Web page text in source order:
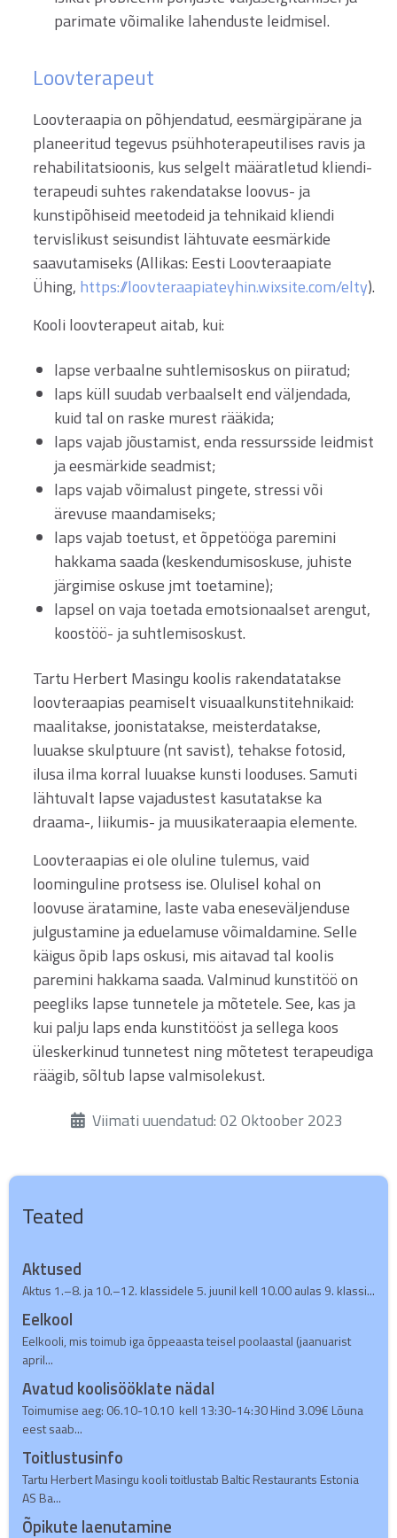
parimate võimalike lahenduste leidmisel.
Loovterapeut
Loovteraapia on põhjendatud, eesmärgipärane ja
planeeritud tegevus psühhoterapeutilises ravis ja
rehabilitatsioonis, kus selgelt määratletud kliendi-
terapeudi suhtes rakendatakse loovus- ja
kunstipõhiseid meetodeid ja tehnikaid kliendi
tervislikust seisundist lähtuvate eesmärkide
saavutamiseks (Allikas: Eesti Loovteraapiate
Ühing, https://loovteraapiateyhin.wixsite.com/elty).
Kooli loovterapeut aitab, kui:
lapse verbaalne suhtlemisoskus on piiratud;
laps küll suudab verbaalselt end väljendada,
kuid tal on raske murest rääkida;
laps vajab jõustamist, enda ressursside leidmist
ja eesmärkide seadmist;
laps vajab võimalust pingete, stressi või
ärevuse maandamiseks;
laps vajab toetust, et õppetööga paremini
hakkama saada (keskendumisoskuse, juhiste
järgimise oskuse jmt toetamine);
lapsel on vaja toetada emotsionaalset arengut,
koostöö- ja suhtlemisoskust.
Tartu Herbert Masingu koolis rakendatatakse
loovteraapias peamiselt visuaalkunstitehnikaid:
maalitakse, joonistatakse, meisterdatakse,
luuakse skulptuure (nt savist), tehakse fotosid,
ilusa ilma korral luuakse kunsti looduses. Samuti
lähtuvalt lapse vajadustest kasutatakse ka
draama-, liikumis- ja muusikateraapia elemente.
Loovteraapias ei ole oluline tulemus, vaid
loominguline protsess ise. Olulisel kohal on
loovuse äratamine, laste vaba eneseväljenduse
julgustamine ja eduelamuse võimaldamine. Selle
käigus õpib laps oskusi, mis aitavad tal koolis
paremini hakkama saada. Valminud kunstitöö on
peegliks lapse tunnetele ja mõtetele. See, kas ja
kui palju laps enda kunstitööst ja sellega koos
üleskerkinud tunnetest ning mõtetest terapeudiga
räägib, sõltub lapse valmisolekust.
ÜksikasjadViimati uuendatud: 02 Oktoober 2023
Teated
Aktused
Aktus 1.–8. ja 10.–12. klassidele 5. juunil kell 10.00 aulas 9. klassi...
Eelkool
Eelkooli, mis toimub iga õppeaasta teisel poolaastal (jaanuarist
april...
Avatud koolisööklate nädal
Toimumise aeg: 06.10-10.10 kell 13:30-14:30 Hind 3.09€ Lõuna
eest saab...
Toitlustusinfo
Tartu Herbert Masingu kooli toitlustab Baltic Restaurants Estonia
AS Ba...
Õpikute laenutamine